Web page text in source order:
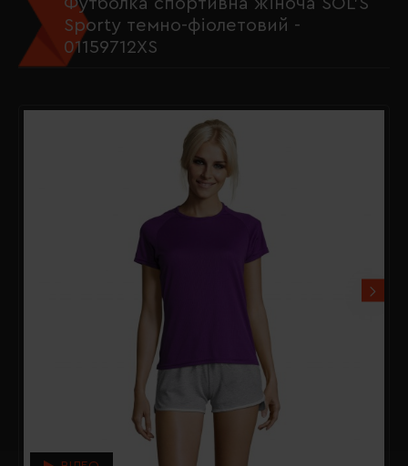
Футболка спортивна жіноча SOL'S
Sporty темно-фіолетовий -
01159712XS